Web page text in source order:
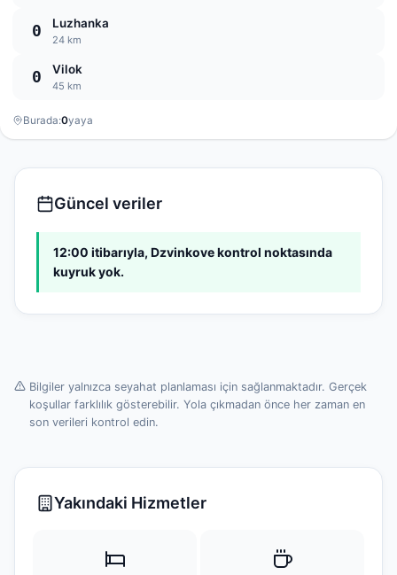
0 Luzhanka
24 km
0 Vilok
45 km
Burada:0yaya
Güncel veriler
12:00 itibarıyla, Dzvinkove kontrol noktasında
kuyruk yok.
Bilgiler yalnızca seyahat planlaması için sağlanmaktadır. Gerçek
koşullar farklılık gösterebilir. Yola çıkmadan önce her zaman en
son verileri kontrol edin.
Yakındaki Hizmetler